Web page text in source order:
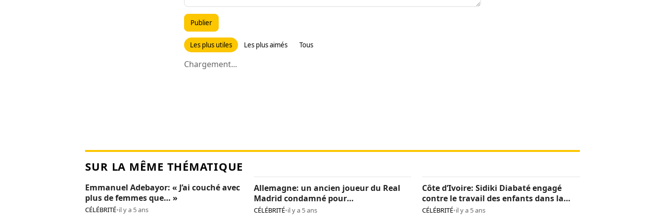
Publier
Les plus utiles Les plus aimés Tous
Chargement...
SUR LA MÊME THÉMATIQUE
Emmanuel Adebayor: « J’ai couché avec
plus de femmes que… »
CÉLÉBRITÉ•il y a 5 ans
Allemagne: un ancien joueur du Real
Madrid condamné pour
pédopornographie
CÉLÉBRITÉ•il y a 5 ans
Côte d’Ivoire: Sidiki Diabaté engagé
contre le travail des enfants dans la
cacaoculture
CÉLÉBRITÉ•il y a 5 ans